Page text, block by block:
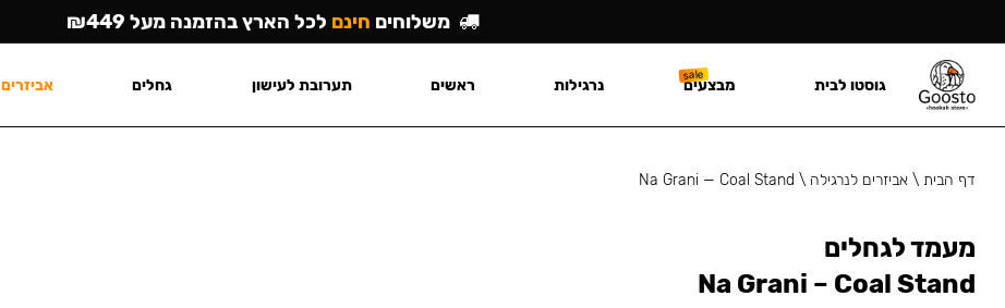
דף הבית\ אביזרים לנרגילה \
Na Grani — Coal Stand
מעמד לגחלים
Na Grani – Coal Stand
משלוחים חינם לכל הארץ בהזמנה מעל ₪449
גוסטו לבית מבצעים נרגילות ראשים תערובת לעישון גחלים אביזרים